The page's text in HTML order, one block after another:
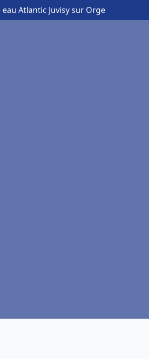
Atlantic Juvisy sur Orge